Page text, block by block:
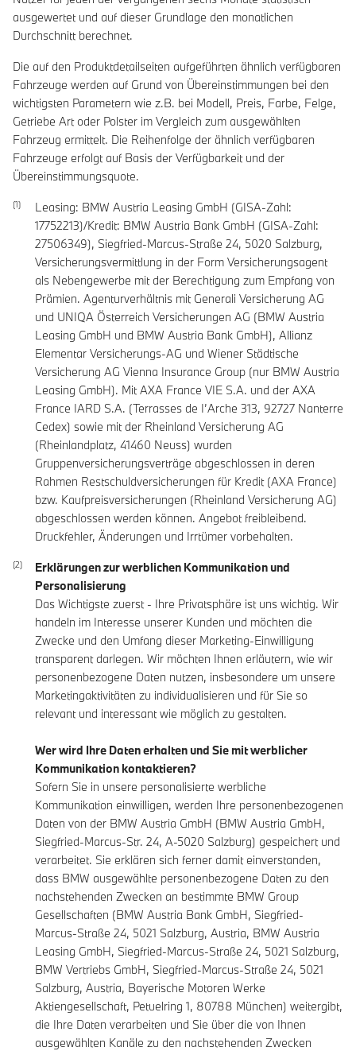
ausgewertet und auf dieser Grundlage den monatlichen
Durchschnitt berechnet.
Die auf den Produktdetailseiten aufgeführten ähnlich verfügbaren
Fahrzeuge werden auf Grund von Übereinstimmungen bei den
wichtigsten Parametern wie z.B. bei Modell, Preis, Farbe, Felge,
Getriebe Art oder Polster im Vergleich zum ausgewählten
Fahrzeug ermittelt. Die Reihenfolge der ähnlich verfügbaren
Fahrzeuge erfolgt auf Basis der Verfügbarkeit und der
Übereinstimmungsquote.
Leasing: BMW Austria Leasing GmbH (GISA-Zahl:
17752213)/Kredit: BMW Austria Bank GmbH (GISA-Zahl:
27506349), Siegfried-Marcus-Straße 24, 5020 Salzburg,
Versicherungsvermittlung in der Form Versicherungsagent
als Nebengewerbe mit der Berechtigung zum Empfang von
Prämien. Agenturverhältnis mit Generali Versicherung AG
und UNIQA Österreich Versicherungen AG (BMW Austria
Leasing GmbH und BMW Austria Bank GmbH), Allianz
Elementar Versicherungs-AG und Wiener Städtische
Versicherung AG Vienna Insurance Group (nur BMW Austria
Leasing GmbH). Mit AXA France VIE S.A. und der AXA
France IARD S.A. (Terrasses de I’Arche 313, 92727 Nanterre
Cedex) sowie mit der Rheinland Versicherung AG
(Rheinlandplatz, 41460 Neuss) wurden
Gruppenversicherungsverträge abgeschlossen in deren
Rahmen Restschuldversicherungen für Kredit (AXA France)
bzw. Kaufpreisversicherungen (Rheinland Versicherung AG)
abgeschlossen werden können. Angebot freibleibend.
Druckfehler, Änderungen und Irrtümer vorbehalten.
Erklärungen zur werblichen Kommunikation und
Personalisierung
Das Wichtigste zuerst - Ihre Privatsphäre ist uns wichtig. Wir
handeln im Interesse unserer Kunden und möchten die
Zwecke und den Umfang dieser Marketing-Einwilligung
transparent darlegen. Wir möchten Ihnen erläutern, wie wir
personenbezogene Daten nutzen, insbesondere um unsere
Marketingaktivitäten zu individualisieren und für Sie so
relevant und interessant wie möglich zu gestalten.
Wer wird Ihre Daten erhalten und Sie mit werblicher
Kommunikation kontaktieren?
Sofern Sie in unsere personalisierte werbliche
Kommunikation einwilligen, werden Ihre personenbezogenen
Daten von der BMW Austria GmbH (BMW Austria GmbH,
Siegfried-Marcus-Str. 24, A-5020 Salzburg) gespeichert und
verarbeitet. Sie erklären sich ferner damit einverstanden,
dass BMW ausgewählte personenbezogene Daten zu den
nachstehenden Zwecken an bestimmte BMW Group
Gesellschaften (BMW Austria Bank GmbH, Siegfried-
Marcus-Straße 24, 5021 Salzburg, Austria, BMW Austria
Leasing GmbH, Siegfried-Marcus-Straße 24, 5021 Salzburg,
BMW Vertriebs GmbH, Siegfried-Marcus-Straße 24, 5021
Salzburg, Austria, Bayerische Motoren Werke
Aktiengesellschaft, Petuelring 1, 80788 München) weitergibt,
die Ihre Daten verarbeiten und Sie über die von Ihnen
ausgewählten Kanäle zu den nachstehenden Zwecken